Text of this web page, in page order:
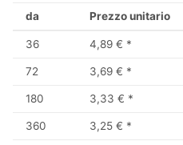
da Prezzo unitario
36 4,89 € *
72 3,69 € *
180 3,33 € *
360 3,25 € *